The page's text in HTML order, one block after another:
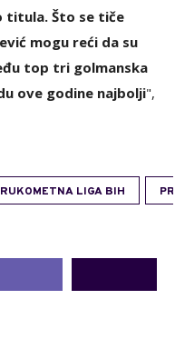
titula. Što se tiče
mogu reći da su
top tri golmanska
ove godine najbolji",
RUKOMETNA LIGA BIH